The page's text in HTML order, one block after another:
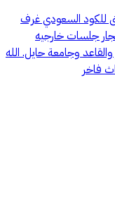
للكود السعودي غرف
جلسات خارجيه
وجامعة حايل. الله
فاخر